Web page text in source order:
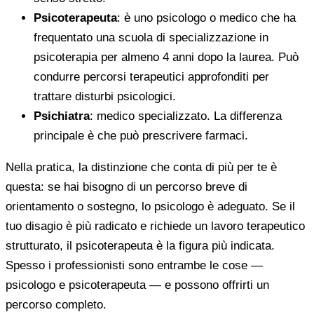
Psicoterapeuta: è uno psicologo o medico che ha
frequentato una scuola di specializzazione in
psicoterapia per almeno 4 anni dopo la laurea. Può
condurre percorsi terapeutici approfonditi per
trattare disturbi psicologici.
Psichiatra: medico specializzato. La differenza
principale è che può prescrivere farmaci.
Nella pratica, la distinzione che conta di più per te è
questa: se hai bisogno di un percorso breve di
orientamento o sostegno, lo psicologo è adeguato. Se il
tuo disagio è più radicato e richiede un lavoro terapeutico
strutturato, il psicoterapeuta è la figura più indicata.
Spesso i professionisti sono entrambe le cose —
psicologo e psicoterapeuta — e possono offrirti un
percorso completo.